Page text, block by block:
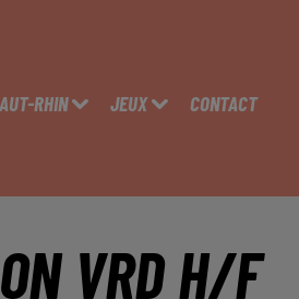
RHIN JEUX CONTACT
VRD H/F